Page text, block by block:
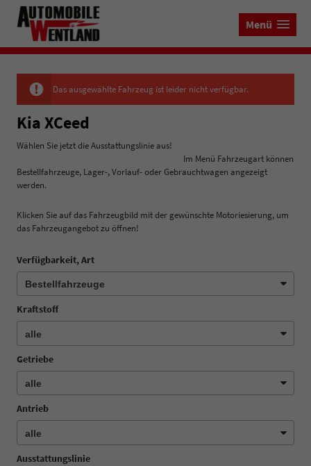
Menü
Das ausgewählte Fahrzeug ist leider nicht verfügbar.
Kia XCeed
Wählen Sie jetzt die Ausstattungslinie aus!
Im Menü Fahrzeugart können
Bestellfahrzeuge, Lager-, Vorlauf- oder Gebrauchtwagen angezeigt
werden.
Klicken Sie auf das Fahrzeugbild mit der gewünschte Motoriesierung, um
das Fahrzeugangebot zu öffnen!
Verfügbarkeit, Art
Kraftstoff
Getriebe
Antrieb
Ausstattungslinie